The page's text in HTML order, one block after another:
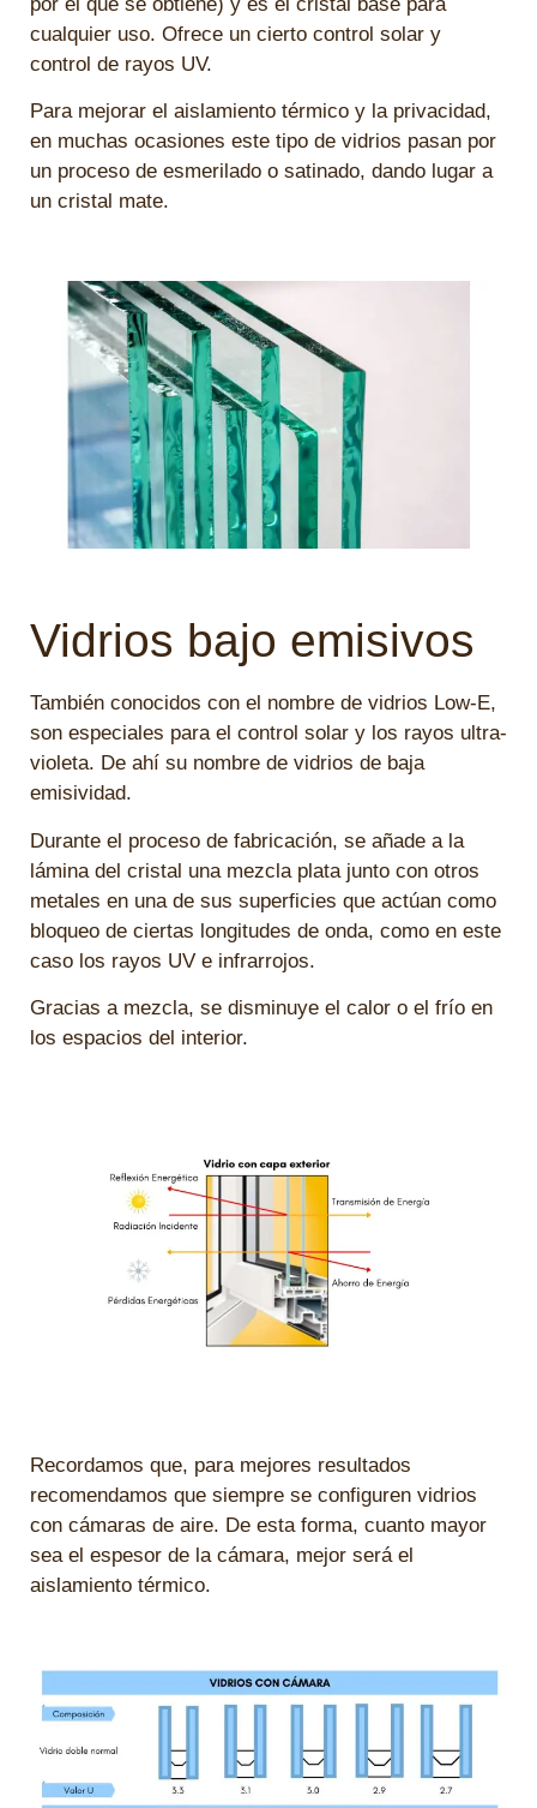
cualquier uso. Ofrece un cierto control solar y
control de rayos UV.
Para mejorar el aislamiento térmico y la privacidad,
en muchas ocasiones este tipo de vidrios pasan por
un proceso de esmerilado o satinado, dando lugar a
un cristal mate.
Vidrios bajo emisivos
También conocidos con el nombre de vidrios Low-E,
son especiales para el control solar y los rayos ultra-
violeta. De ahí su nombre de vidrios de baja
emisividad.
Durante el proceso de fabricación, se añade a la
lámina del cristal una mezcla plata junto con otros
metales en una de sus superficies que actúan como
bloqueo de ciertas longitudes de onda, como en este
caso los rayos UV e infrarrojos.
Gracias a mezcla, se disminuye el calor o el frío en
los espacios del interior.
Recordamos que, para mejores resultados
recomendamos que siempre se configuren vidrios
con cámaras de aire. De esta forma, cuanto mayor
sea el espesor de la cámara, mejor será el
aislamiento térmico.